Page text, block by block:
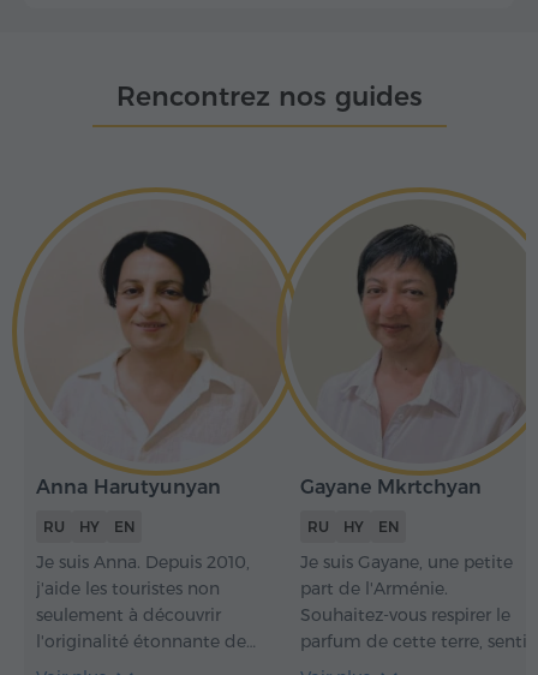
Rencontrez nos guides
Anna Harutyunyan
RU HY EN
Je suis Anna. Depuis 2010,
j'aide les touristes non
seulement à découvrir
l'originalité étonnante de
l'Arménie, la profondeur de
Gayane Mkrtchyan
RU HY EN
Je suis Gayane, une petite
part de l'Arménie.
Souhaitez-vous respirer le
parfum de cette terre, sentir
le goût de nos plats transmis